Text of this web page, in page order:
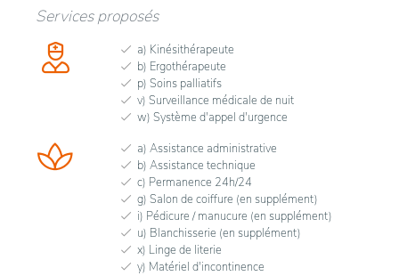
Services proposés
a) Kinésithérapeute
b) Ergothérapeute
p) Soins palliatifs
v) Surveillance médicale de nuit
w) Système d'appel d'urgence
a) Assistance administrative
b) Assistance technique
c) Permanence 24h/24
g) Salon de coiffure (en supplément)
i) Pédicure / manucure (en supplément)
u) Blanchisserie (en supplément)
x) Linge de literie
y) Matériel d'incontinence